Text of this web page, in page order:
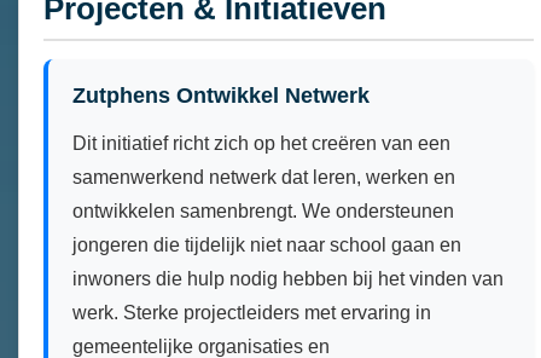
Projecten & Initiatieven
Zutphens Ontwikkel Netwerk
Dit initiatief richt zich op het creëren van een
samenwerkend netwerk dat leren, werken en
ontwikkelen samenbrengt. We ondersteunen
jongeren die tijdelijk niet naar school gaan en
inwoners die hulp nodig hebben bij het vinden van
werk. Sterke projectleiders met ervaring in
gemeentelijke organisaties en